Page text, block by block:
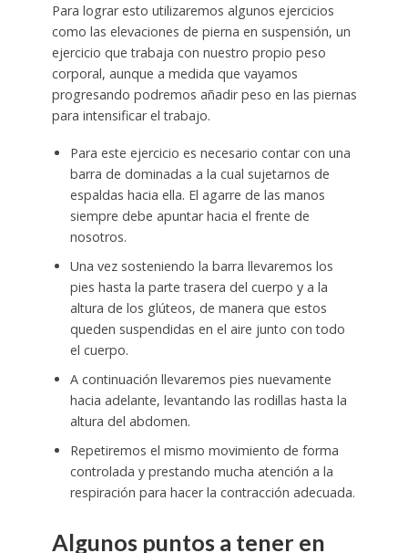
Para lograr esto utilizaremos algunos ejercicios
como las elevaciones de pierna en suspensión, un
ejercicio que trabaja con nuestro propio peso
corporal, aunque a medida que vayamos
progresando podremos añadir peso en las piernas
para intensificar el trabajo.
Para este ejercicio es necesario contar con una
barra de dominadas a la cual sujetarnos de
espaldas hacia ella. El agarre de las manos
siempre debe apuntar hacia el frente de
nosotros.
Una vez sosteniendo la barra llevaremos los
pies hasta la parte trasera del cuerpo y a la
altura de los glúteos, de manera que estos
queden suspendidas en el aire junto con todo
el cuerpo.
A continuación llevaremos pies nuevamente
hacia adelante, levantando las rodillas hasta la
altura del abdomen.
Repetiremos el mismo movimiento de forma
controlada y prestando mucha atención a la
respiración para hacer la contracción adecuada.
Algunos puntos a tener en